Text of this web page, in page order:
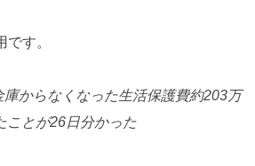
す。
からなくなった生活保護費約203万
ことが26日分かった